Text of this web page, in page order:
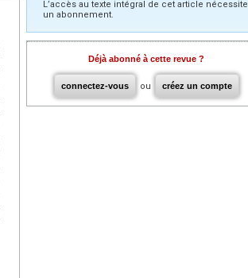
L’accès au texte intégral de cet article nécessite
un abonnement.
Déjà abonné à cette revue ?
connectez-vous ou créez un compte